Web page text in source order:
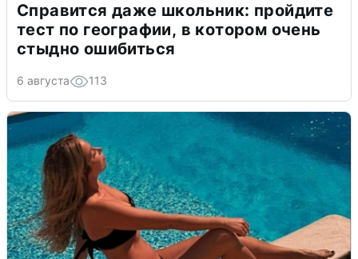
Справится даже школьник: пройдите
тест по географии, в котором очень
стыдно ошибиться
6 августа 113